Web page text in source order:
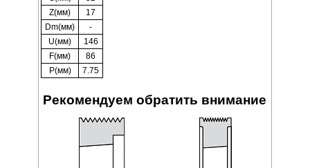
Z(мм)
17
Dm(мм)
-
U(мм)
146
F(мм)
86
P(мм)
7.75
Рекомендуем обратить внимание